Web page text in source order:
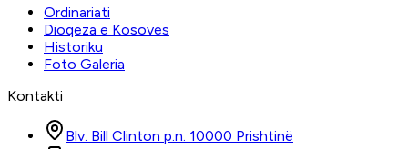
Ordinariati
Dioqeza e Kosoves
Historiku
Foto Galeria
Kontakti
Blv. Bill Clinton p.n. 10000 Prishtinë